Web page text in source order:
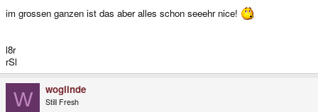
im grossen ganzen ist das aber alles schon seeehr nice!
l8r
rSl
W woglinde
Still Fresh